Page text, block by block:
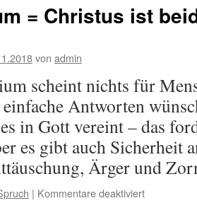
für
= Christus ist
von admin
scheint nichts für
Antworten
in Gott vereint – das
es gibt auch Sicherheit
Ärger und
| Kommentare deaktiviertfür